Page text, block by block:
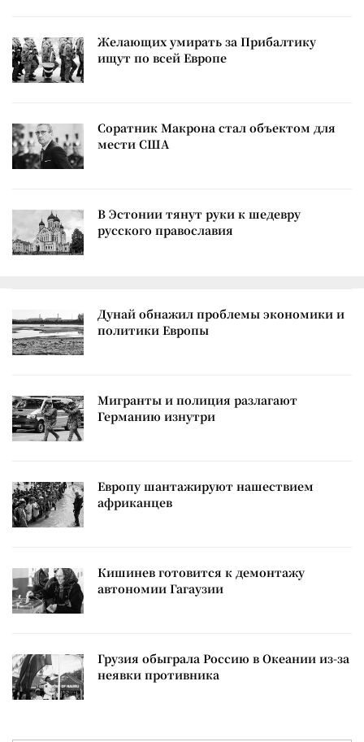
Желающих умирать за Прибалтику
ищут по всей Европе
Соратник Макрона стал объектом для
мести США
В Эстонии тянут руки к шедевру
русского православия
Дунай обнажил проблемы экономики и
политики Европы
Мигранты и полиция разлагают
Германию изнутри
Европу шантажируют нашествием
африканцев
Кишинев готовится к демонтажу
автономии Гагаузии
Грузия обыграла Россию в Океании из-за
неявки противника